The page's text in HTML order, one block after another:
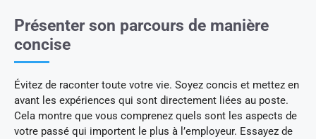
Présenter son parcours de manière
concise
Évitez de raconter toute votre vie. Soyez concis et mettez en
avant les expériences qui sont directement liées au poste.
Cela montre que vous comprenez quels sont les aspects de
votre passé qui importent le plus à l’employeur. Essayez de